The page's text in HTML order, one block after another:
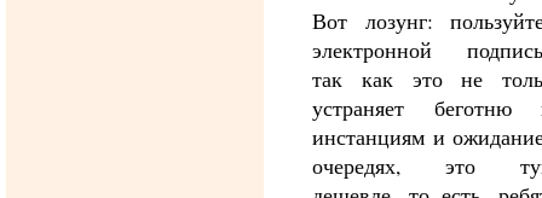
Вот лозунг:
электронной
так как это не
устраняет беготню
инстанциям и
очередях, это